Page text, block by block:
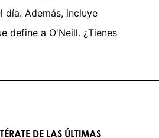
Además, incluye
define a O'Neill. ¿Tienes
DE LAS ÚLTIMAS